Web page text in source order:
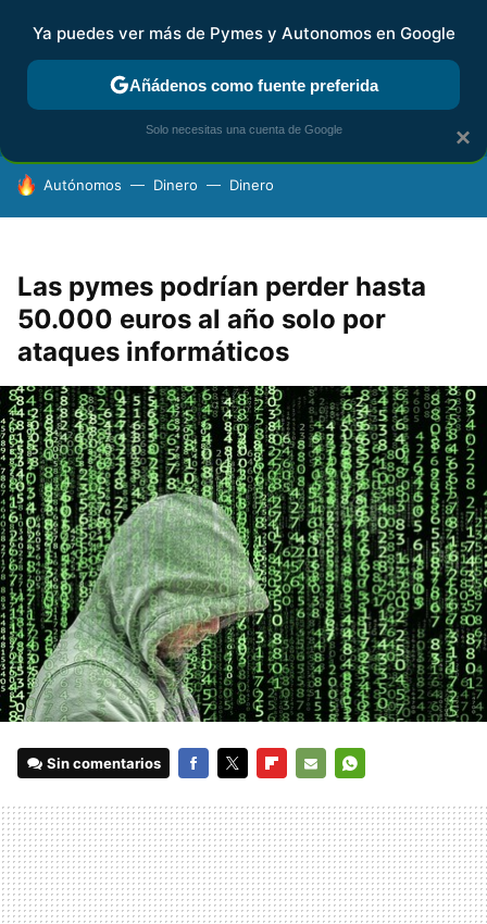
FISCALIDAD Y CONTABILIDAD KIT DIGITAL RENTA
HOY SE HABLA DE
Autónomos Dinero Dinero
Las pymes podrían perder hasta
50.000 euros al año solo por
ataques informáticos
Sin comentarios
MAIL
×
Ya puedes ver más de Pymes y Autonomos en Google
Añádenos como fuente preferida
Solo necesitas una cuenta de Google